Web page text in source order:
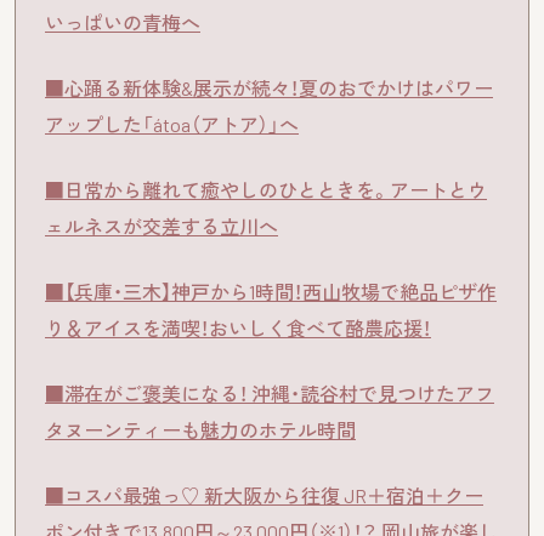
いっぱいの青梅へ
■心踊る新体験&展示が続々！夏のおでかけはパワー
アップした「átoa（アトア）」へ
■日常から離れて癒やしのひとときを。アートとウ
ェルネスが交差する立川へ
■【兵庫・三木】神戸から1時間！西山牧場で絶品ピザ作
り＆アイスを満喫！おいしく食べて酪農応援！
■滞在がご褒美になる！ 沖縄・読谷村で見つけたアフ
タヌーンティーも魅力のホテル時間
■コスパ最強っ♡ 新大阪から往復 JR＋宿泊＋クー